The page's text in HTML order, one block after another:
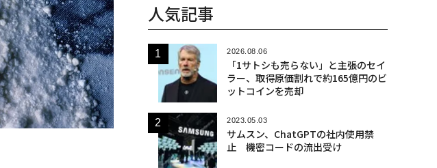
人気記事
2026.08.06
「1サトシも売らない」と主張のセイ
ラー、取得原価割れで約165億円のビ
ットコインを売却
2023.05.03
サムスン、ChatGPTの社内使用禁
止 機密コードの流出受け